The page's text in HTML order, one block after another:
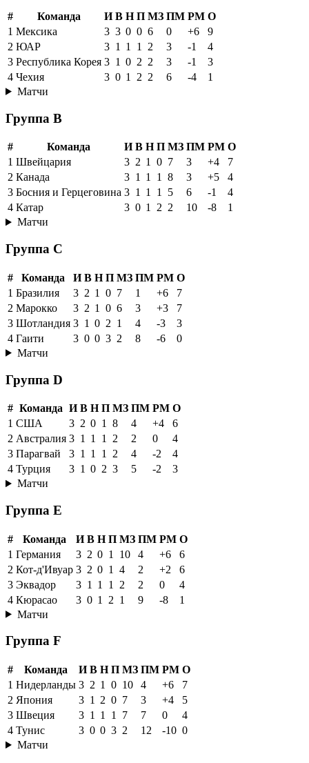
# Команда И В Н П МЗ ПМ РМ О
1 Мексика 3 3 0 0 6 0 +6
9
2 ЮАР 3 1 1 1 2 3 -1
4
3 Республика Корея 3 1 0 2 2 3 -1
3
4 Чехия 3 0 1 2 2 6 -4
1
Матчи
Группа B
# Команда И В Н П МЗ ПМ РМ О
1 Швейцария 3 2 1 0 7 3 +4
7
2 Канада 3 1 1 1 8 3 +5
4
3 Босния и Герцеговина 3 1 1 1 5 6 -1
4
4 Катар 3 0 1 2 2 10 -8
1
Матчи
Группа C
# Команда И В Н П МЗ ПМ РМ О
1 Бразилия 3 2 1 0 7 1 +6
7
2 Марокко 3 2 1 0 6 3 +3
7
3 Шотландия 3 1 0 2 1 4 -3
3
4 Гаити 3 0 0 3 2 8 -6
0
Матчи
Группа D
# Команда И В Н П МЗ ПМ РМ О
1 США 3 2 0 1 8 4 +4
6
2 Австралия 3 1 1 1 2 2 0
4
3 Парагвай 3 1 1 1 2 4 -2
4
4 Турция 3 1 0 2 3 5 -2
3
Матчи
Группа E
# Команда И В Н П МЗ ПМ РМ О
1 Германия 3 2 0 1 10 4 +6
6
2 Кот-д'Ивуар 3 2 0 1 4 2 +2
6
3 Эквадор 3 1 1 1 2 2 0
4
4 Кюрасао 3 0 1 2 1 9 -8
1
Матчи
Группа F
# Команда И В Н П МЗ ПМ РМ О
1 Нидерланды 3 2 1 0 10 4 +6
7
2 Япония 3 1 2 0 7 3 +4
5
3 Швеция 3 1 1 1 7 7 0
4
4 Тунис 3 0 0 3 2 12 -10 0
Матчи